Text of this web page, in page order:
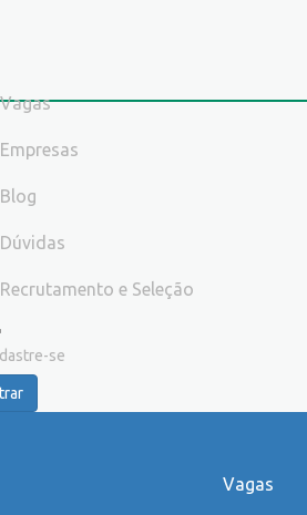
Vagas
Empresas
Blog
Dúvidas
Recrutamento e Seleção
se
Vagas